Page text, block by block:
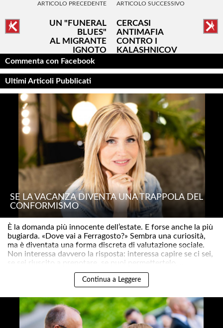
ARTICOLO PRECEDENTE
UN "FUNERAL
BLUES"
AL MIGRANTE
IGNOTO
ARTICOLO SUCCESSIVO
CERCASI
ANTIMAFIA
CONTRO I
KALASHNICOV
Commenta con Facebook
Ultimi Articoli Pubblicati
SE LA VACANZA DIVENTA UNA TRAPPOLA DEL
CONFORMISMO
È la domanda più innocente dell’estate. E forse anche la più
bugiarda. «Dove vai a Ferragosto?» Sembra una curiosità,
ma è diventata una forma discreta di valutazione sociale.
Non interessa davvero la risposta: interessa capire se ci sei,
se sei riuscito a prenotare, se puoi permettertelo, ..
Continua a Leggere